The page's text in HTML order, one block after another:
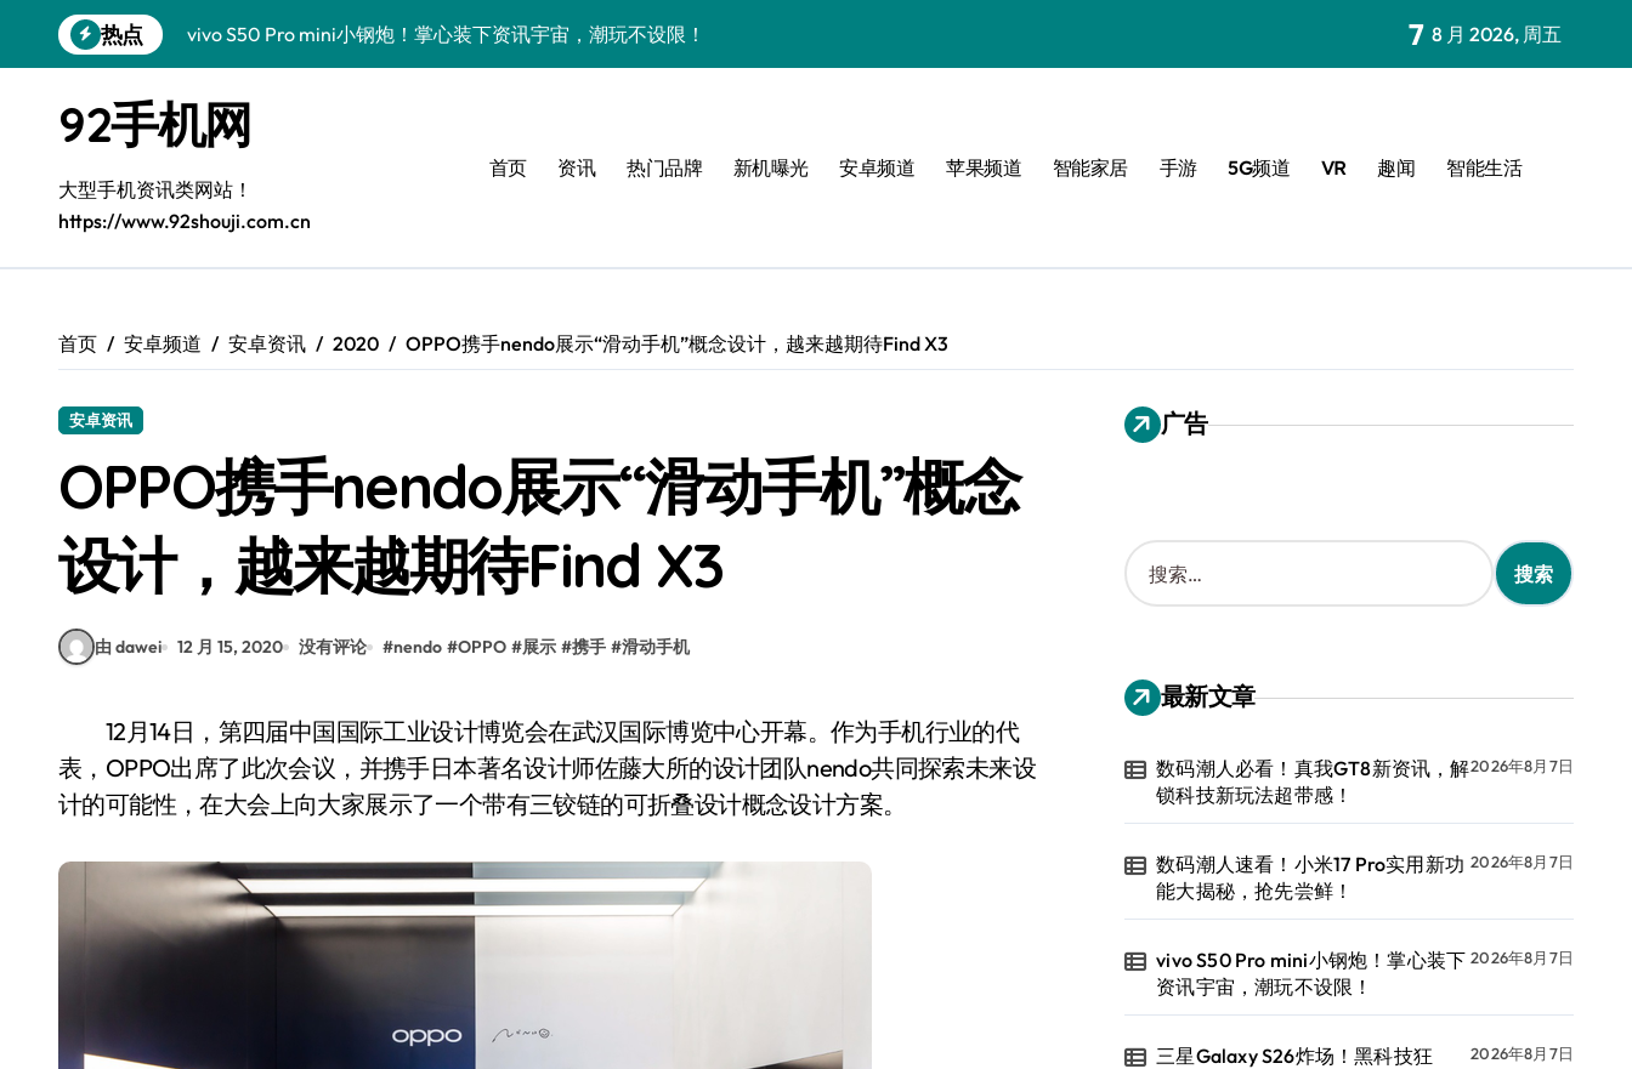
到
热点
vivo S50 Pro mini小钢炮！掌心装下资讯宇宙，潮玩不设限！
数码潮人揭秘！三星Galaxy Z Fold7手机管家新亮点抢先瞅
S25 Ultra颜值炸裂！定制主题潮翻天
S24+震撼登场，玩转手机美学新姿势！
S26+颜值暴击！机皇美颜秘籍大公开
三星S26上头！个性潮玩美到炸裂
7 8 月 2026, 周五
92手机网
大型手机资讯类网站！
https://www.92shouji.com.cn
首页 资讯 热门品牌 新机曝光 安卓频道 苹果频道 智能家居 手游 5G频道 VR 趣闻 智能生活
首页 安卓频道 安卓资讯 2020 OPPO携手nendo展示“滑动手机”概念设计，越来越期待Find X3
安卓资讯
OPPO携手nendo展示“滑动手机”概念
设计，越来越期待Find X3
由 dawei 12 月 15, 2020 没有评论 #nendo #OPPO #展示 #携手 #滑动手机
12月14日，第四届中国国际工业设计博览会在武汉国际博览中心开幕。作为手机行业的代
表，OPPO出席了此次会议，并携手日本著名设计师佐藤大所的设计团队nendo共同探索未来设
计的可能性，在大会上向大家展示了一个带有三铰链的可折叠设计概念设计方案。
广告
搜
索
：
最新文章
数码潮人必看！真我GT8新资讯，解
锁科技新玩法超带感！
2026年8月7日
数码潮人速看！小米17 Pro实用新功
能大揭秘，抢先尝鲜！
2026年8月7日
vivo S50 Pro mini小钢炮！掌心装下
资讯宇宙，潮玩不设限！
2026年8月7日
三星Galaxy S26炸场！黑科技狂
2026年8月7日